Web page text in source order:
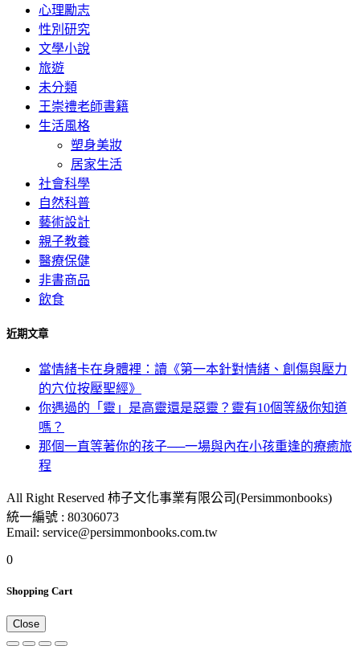
心理勵志
性別研究
文學小說
旅遊
未分類
王崇禮老師書籍
生活風格
塑身美妝
居家生活
社會科學
自然科普
藝術設計
親子教養
醫療保健
非書商品
飲食
近期文章
當情緒卡在身體裡：讀《第一本針對情緒、創傷與壓力
的穴位按壓聖經》
你遇過的「靈」是高靈還是惡靈？靈有10個等級你知道
嗎？
那個一直等著你的孩子──一場與內在小孩重逢的療癒旅
程
All Right Reserved 柿子文化事業有限公司(Persimmonbooks)
統一編號 : 80306073
Email: service@persimmonbooks.com.tw
0
Shopping Cart
Close